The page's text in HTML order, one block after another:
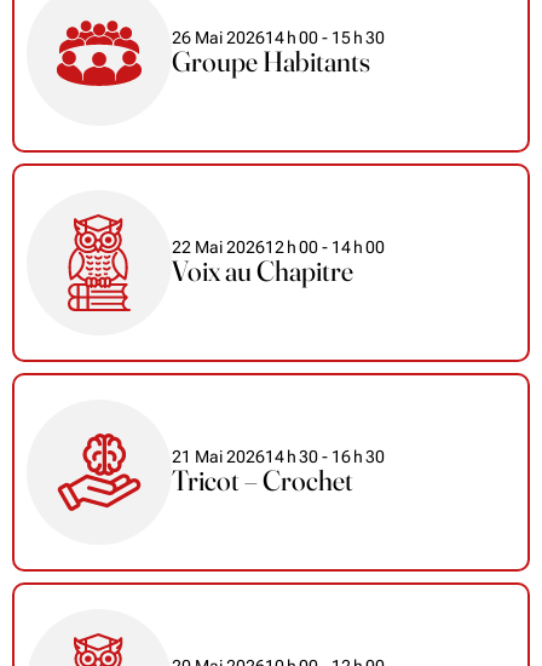
26 Mai 202614h00- 15h30
Groupe Habitants
22 Mai 202612 h00- 14h00
Voix au Chapitre
21 Mai 202614h30- 16h30
Tricot – Crochet